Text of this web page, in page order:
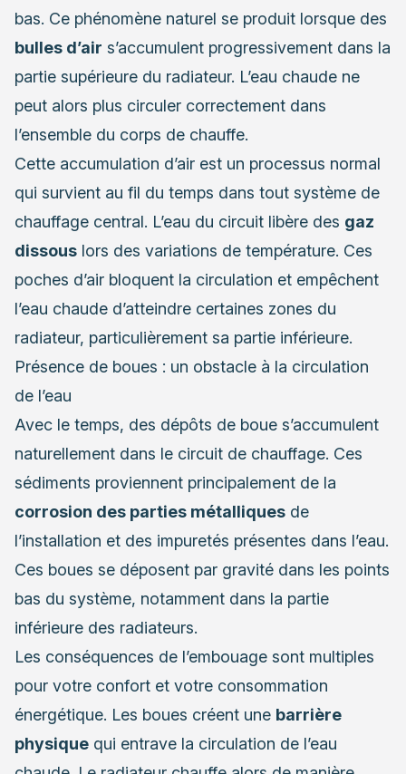
bas. Ce phénomène naturel se produit lorsque des
bulles d’air s’accumulent progressivement dans la
partie supérieure du radiateur. L’eau chaude ne
peut alors plus circuler correctement dans
l’ensemble du corps de chauffe.
Cette accumulation d’air est un processus normal
qui survient au fil du temps dans tout système de
chauffage central. L’eau du circuit libère des gaz
dissous lors des variations de température. Ces
poches d’air bloquent la circulation et empêchent
l’eau chaude d’atteindre certaines zones du
radiateur, particulièrement sa partie inférieure.
Présence de boues : un obstacle à la circulation
de l’eau
Avec le temps, des dépôts de boue s’accumulent
naturellement dans le circuit de chauffage. Ces
sédiments proviennent principalement de la
corrosion des parties métalliques de
l’installation et des impuretés présentes dans l’eau.
Ces boues se déposent par gravité dans les points
bas du système, notamment dans la partie
inférieure des radiateurs.
Les conséquences de l’embouage sont multiples
pour votre confort et votre consommation
énergétique. Les boues créent une barrière
physique qui entrave la circulation de l’eau